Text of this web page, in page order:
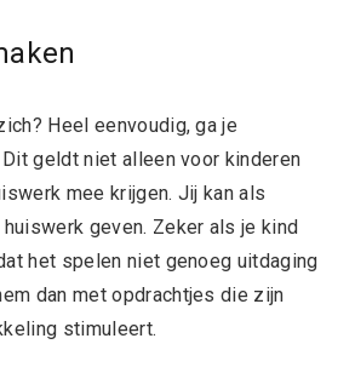
Heel eenvoudig, ga je
geldt niet alleen voor kinderen
mee krijgen. Jij kan als
geven. Zeker als je kind
het spelen niet genoeg uitdaging
dan met opdrachtjes die zijn
stimuleert.